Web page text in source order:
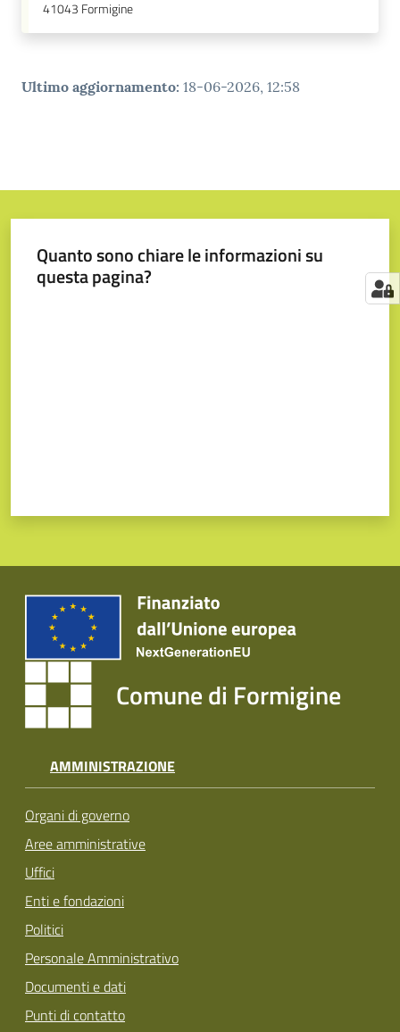
41043 Formigine
Ultimo aggiornamento: 18-06-2026, 12:58
Quanto sono chiare le informazioni su
questa pagina?
Comune di Formigine
AMMINISTRAZIONE
Organi di governo
Aree amministrative
Uffici
Enti e fondazioni
Politici
Personale Amministrativo
Documenti e dati
Punti di contatto